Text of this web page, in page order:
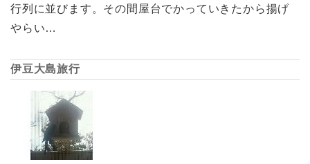
行列に並びます。その間屋台でかっていきたから揚げ
やらい…
伊豆大島旅行